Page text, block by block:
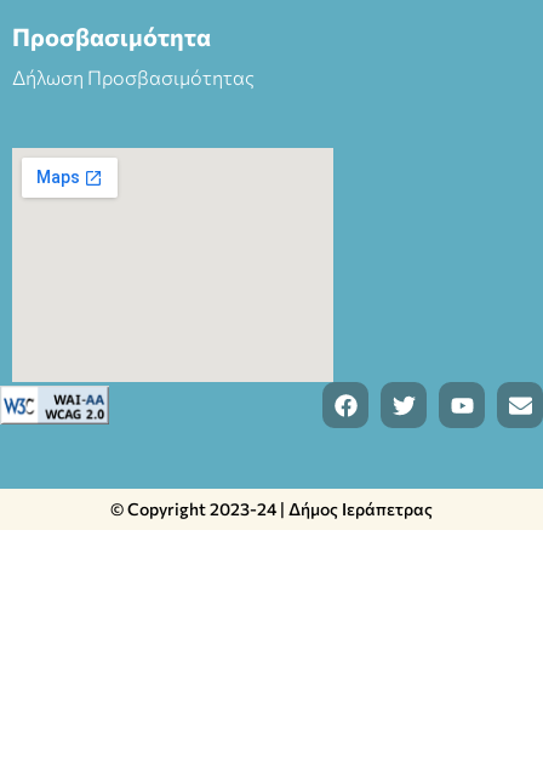
Προσβασιμότητα
Δήλωση Προσβασιμότητας
© Copyright 2023-24 | Δήμος Ιεράπετρας